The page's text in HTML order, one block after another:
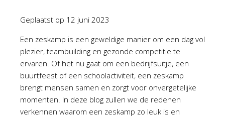
Geplaatst op 12 juni 2023
Een zeskamp is een geweldige manier om een dag vol
plezier, teambuilding en gezonde competitie te
ervaren. Of het nu gaat om een bedrijfsuitje, een
buurtfeest of een schoolactiviteit, een zeskamp
brengt mensen samen en zorgt voor onvergetelijke
momenten. In deze blog zullen we de redenen
verkennen waarom een zeskamp zo leuk is en